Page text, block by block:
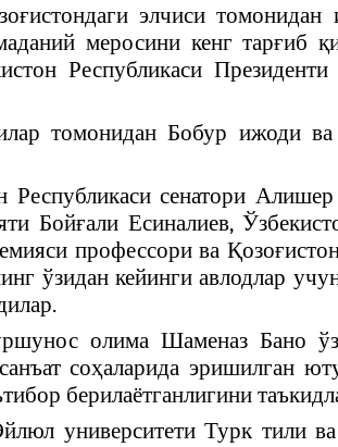
элчиси
меросини кенг тарғиб
Республикаси
томонидан Бобур ижоди
Республикаси сенатори
Бойғали Есиналиев,
профессори ва
ўзидан кейинги авлодлар
олима Шаменаз Бано
санъат соҳаларида эришилган
берилаётганлигини
университети Турк тили